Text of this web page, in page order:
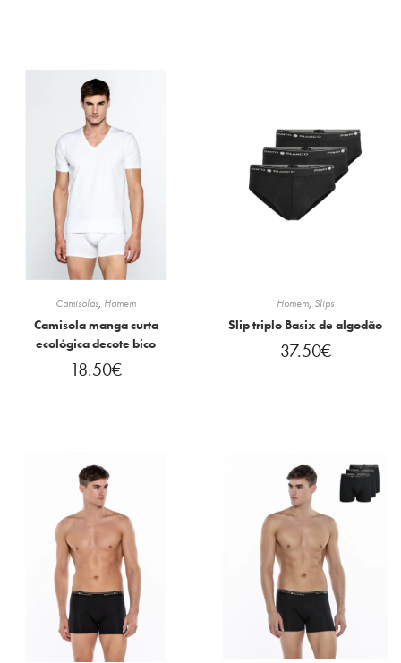
Camisolas, Homem
Camisola manga curta
ecológica decote bico
18.50€
Homem, Slips
Slip triplo Basix de algodão
37.50€